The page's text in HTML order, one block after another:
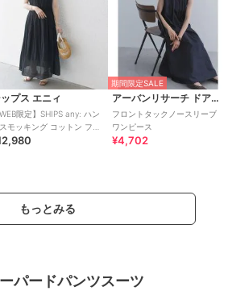
プス エニィ
WEB限定】SHIPS any: ハン
モッキング コットン フレ
ースリーブ ワンピース
期間限定SALE
アーバンリサーチ ドアーズ
フロントタックノースリーブ
ワンピース
¥4,702
もっとみる
パードパンツスーツ